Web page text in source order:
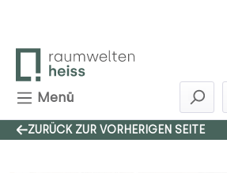
Menü
ZURÜCK ZUR VORHERIGEN SEITE